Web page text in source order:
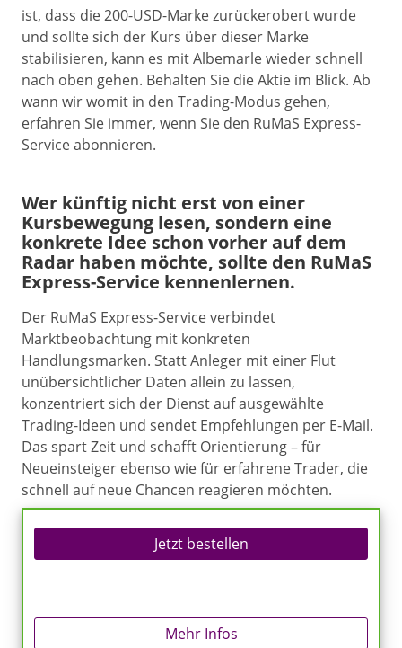
ist, dass die 200-USD-Marke zurückerobert wurde
und sollte sich der Kurs über dieser Marke
stabilisieren, kann es mit Albemarle wieder schnell
nach oben gehen. Behalten Sie die Aktie im Blick. Ab
wann wir womit in den Trading-Modus gehen,
erfahren Sie immer, wenn Sie den RuMaS Express-
Service abonnieren.
Wer künftig nicht erst von einer
Kursbewegung lesen, sondern eine
konkrete Idee schon vorher auf dem
Radar haben möchte, sollte den RuMaS
Express-Service kennenlernen.
Der RuMaS Express-Service verbindet
Marktbeobachtung mit konkreten
Handlungsmarken. Statt Anleger mit einer Flut
unübersichtlicher Daten allein zu lassen,
konzentriert sich der Dienst auf ausgewählte
Trading-Ideen und sendet Empfehlungen per E-Mail.
Das spart Zeit und schafft Orientierung – für
Neueinsteiger ebenso wie für erfahrene Trader, die
schnell auf neue Chancen reagieren möchten.
Jetzt bestellen
Mehr Infos